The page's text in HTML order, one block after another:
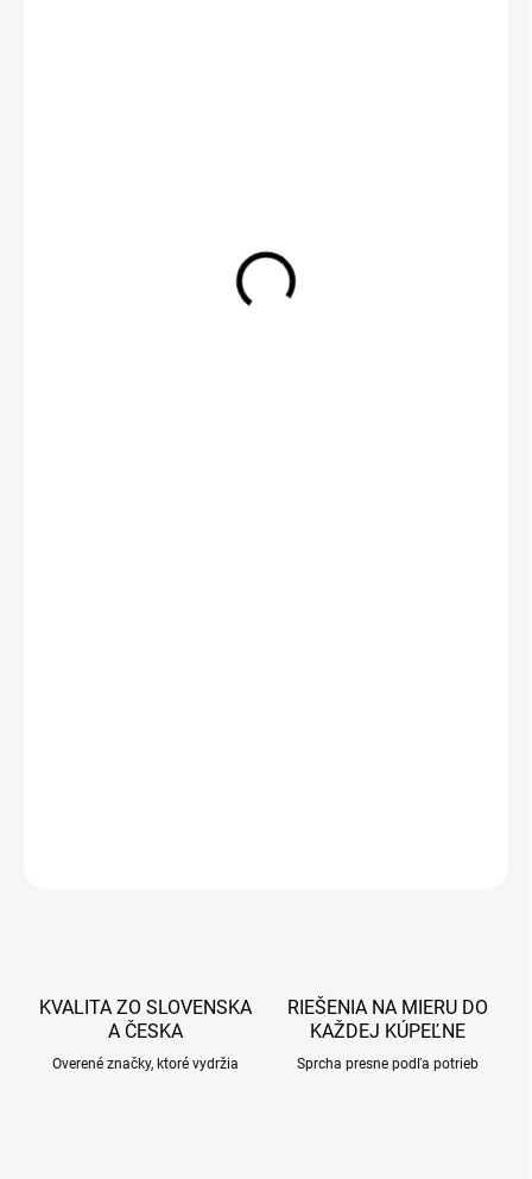
KVALITA ZO SLOVENSKA
A ČESKA
Overené značky, ktoré vydržia
RIEŠENIA NA MIERU DO
KAŽDEJ KÚPEĽNE
Sprcha presne podľa potrieb